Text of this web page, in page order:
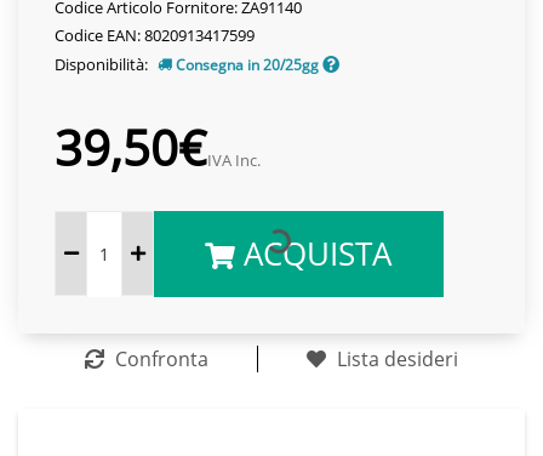
Codice Articolo Fornitore: ZA91140
Codice EAN: 8020913417599
Disponibilità:
Consegna in 20/25gg
39,50€IVA Inc.
ACQUISTA
Confronta Lista desideri